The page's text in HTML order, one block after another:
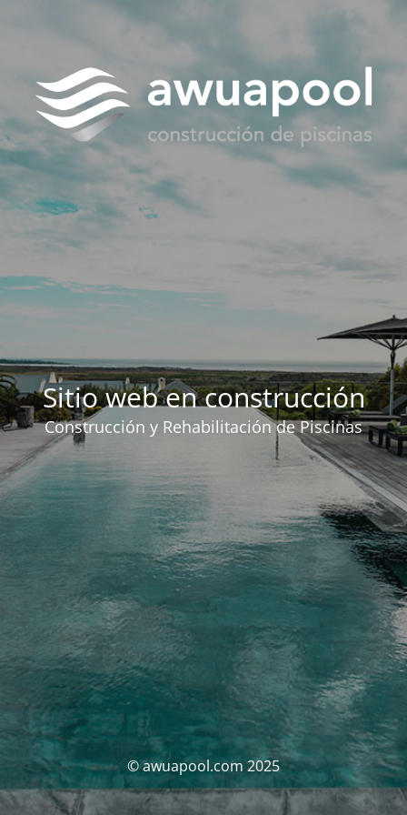
Sitio web en construcción
Construcción y Rehabilitación de Piscinas
© awuapool.com 2025